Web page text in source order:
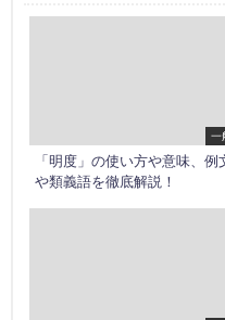
一
「明度」の使い方や意味、例
や類義語を徹底解説！